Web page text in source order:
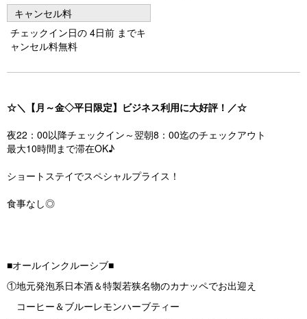
キャンセル料
チェックイン日の 4日前 までキ
ャンセル料無料
☆＼【月～金◇平日限定】ビジネス利用に大好評！／☆
夜22：00以降チェックイン～翌朝8：00迄のチェックアウト
最大10時間まで滞在OK♪
ショートステイでスペシャルプライス！
食事なし◎
■オールインクルーシブ■
①地元発泡系日本酒＆特製若狭名物のカナッペでお出迎え
コーヒー＆ブルーレモンハーブティー